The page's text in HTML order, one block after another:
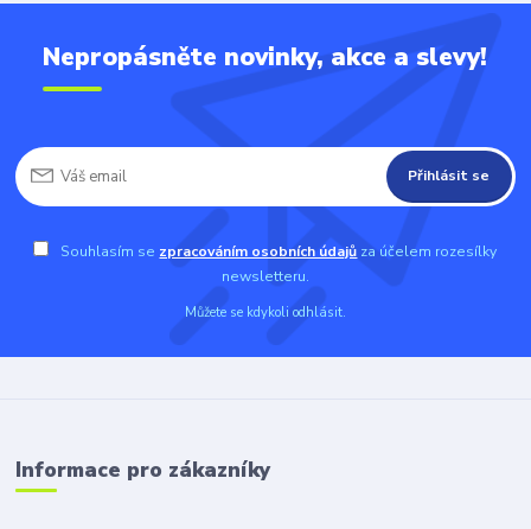
Nepropásněte novinky, akce a slevy!
Přihlásit se
Souhlasím se zpracováním osobních údajů za účelem rozesílky
newsletteru.
Můžete se kdykoli odhlásit.
Informace pro zákazníky